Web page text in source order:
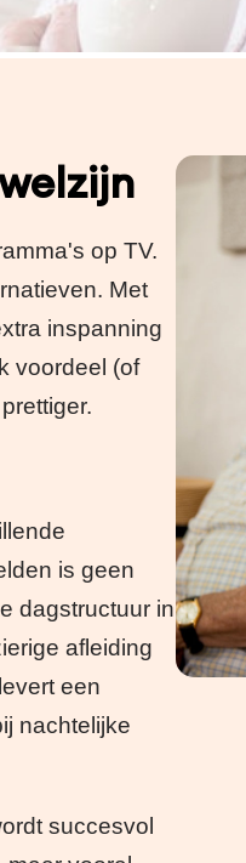
op TV.
Met
inspanning
voordeel (of
is geen
dagstructuur in
afleiding
een
nachtelijke
succesvol